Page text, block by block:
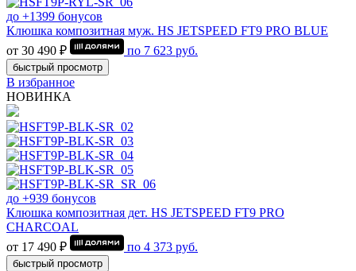
до +1399 бонусов
Клюшка композитная муж. HS JETSPEED FT9 PRO BLUE
от 30 490 ₽
по 7 623 руб.
быстрый просмотр
В избранное
НОВИНКА
до +939 бонусов
Клюшка композитная дет. HS JETSPEED FT9 PRO
CHARCOAL
от 17 490 ₽
по 4 373 руб.
быстрый просмотр